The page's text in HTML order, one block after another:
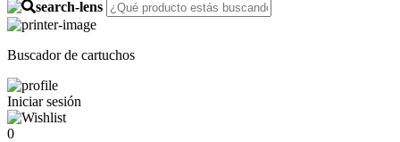
Buscador de cartuchos
Iniciar sesión
0